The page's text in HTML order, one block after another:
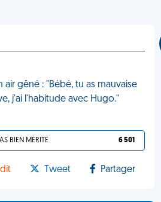
gêné : "Bébé, tu as mauvaise
j'ai l'habitude avec Hugo."
BIEN MÉRITÉ 6 501
Tweet Partager